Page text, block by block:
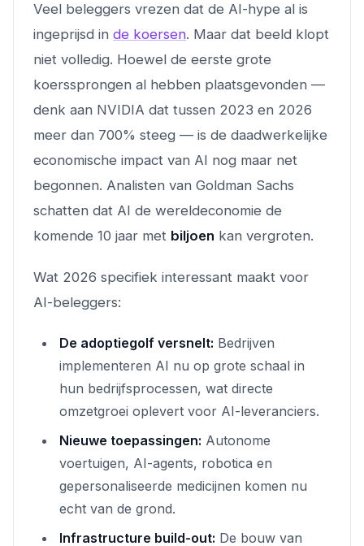
Veel beleggers vrezen dat de AI-hype al is
ingeprijsd in de koersen. Maar dat beeld klopt
niet volledig. Hoewel de eerste grote
koerssprongen al hebben plaatsgevonden —
denk aan NVIDIA dat tussen 2023 en 2026
meer dan 700% steeg — is de daadwerkelijke
economische impact van AI nog maar net
begonnen. Analisten van Goldman Sachs
schatten dat AI de wereldeconomie de
komende 10 jaar met biljoen kan vergroten.
Wat 2026 specifiek interessant maakt voor
AI-beleggers:
De adoptiegolf versnelt: Bedrijven
implementeren AI nu op grote schaal in
hun bedrijfsprocessen, wat directe
omzetgroei oplevert voor AI-leveranciers.
Nieuwe toepassingen: Autonome
voertuigen, AI-agents, robotica en
gepersonaliseerde medicijnen komen nu
echt van de grond.
Infrastructure build-out: De bouw van